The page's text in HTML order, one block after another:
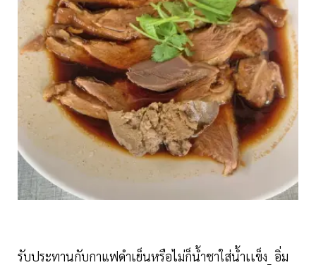
รับประทานกับกาแฟดำเย็นหรือไม่ก็น้ำชาใส่น้ำเเข็ง_ อิ่ม